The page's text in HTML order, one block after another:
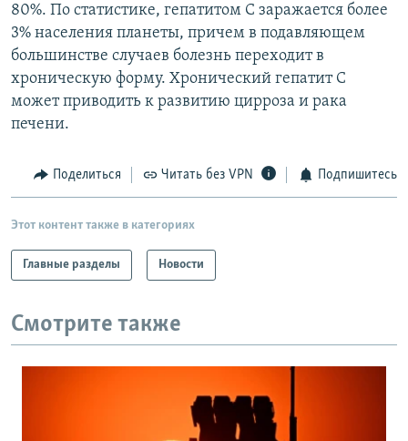
80%. По статистике, гепатитом С заражается более
3% населения планеты, причем в подавляющем
большинстве случаев болезнь переходит в
хроническую форму. Хронический гепатит С
может приводить к развитию цирроза и рака
печени.
Поделиться Читать без VPN Подпишитесь
Этот контент также в категориях
Главные разделы Новости
Смотрите также